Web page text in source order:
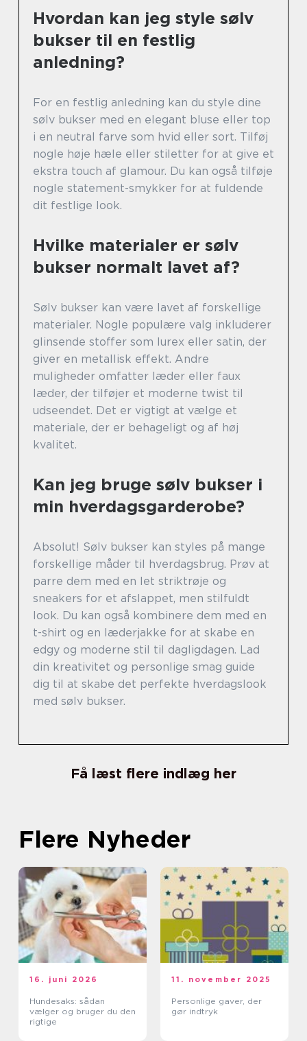
Hvordan kan jeg style sølv
bukser til en festlig
anledning?
For en festlig anledning kan du style dine
sølv bukser med en elegant bluse eller top
i en neutral farve som hvid eller sort. Tilføj
nogle høje hæle eller stiletter for at give et
ekstra touch af glamour. Du kan også tilføje
nogle statement-smykker for at fuldende
dit festlige look.
Hvilke materialer er sølv
bukser normalt lavet af?
Sølv bukser kan være lavet af forskellige
materialer. Nogle populære valg inkluderer
glinsende stoffer som lurex eller satin, der
giver en metallisk effekt. Andre
muligheder omfatter læder eller faux
læder, der tilføjer et moderne twist til
udseendet. Det er vigtigt at vælge et
materiale, der er behageligt og af høj
kvalitet.
Kan jeg bruge sølv bukser i
min hverdagsgarderobe?
Absolut! Sølv bukser kan styles på mange
forskellige måder til hverdagsbrug. Prøv at
parre dem med en let striktrøje og
sneakers for et afslappet, men stilfuldt
look. Du kan også kombinere dem med en
t-shirt og en læderjakke for at skabe en
edgy og moderne stil til dagligdagen. Lad
din kreativitet og personlige smag guide
dig til at skabe det perfekte hverdagslook
med sølv bukser.
Få læst flere indlæg her
Flere Nyheder
16. juni 2026
Hundesaks: sådan
vælger og bruger du den
rigtige
11. november 2025
Personlige gaver, der
gør indtryk